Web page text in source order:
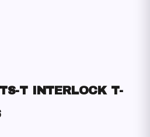
T INTERLOCK T-